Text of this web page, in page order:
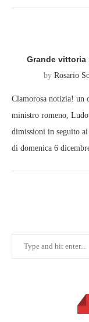
Grande vittoria
by Rosario
Clamorosa notizia! un
ministro romeno,
dimissioni in seguito
di domenica 6